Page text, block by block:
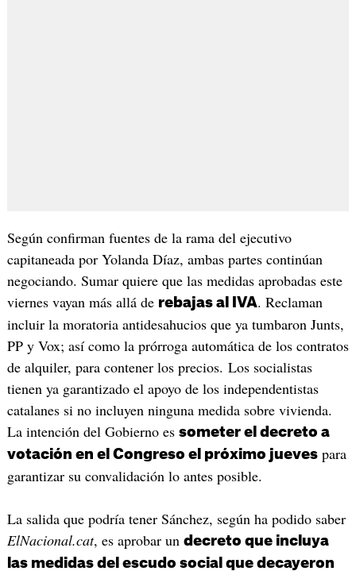
Según confirman fuentes de la rama del ejecutivo
capitaneada por Yolanda Díaz, ambas partes continúan
negociando. Sumar quiere que las medidas aprobadas este
viernes vayan más allá de rebajas al IVA. Reclaman
incluir la moratoria antidesahucios que ya tumbaron Junts,
PP y Vox; así como la prórroga automática de los contratos
de alquiler, para contener los precios. Los socialistas
tienen ya garantizado el apoyo de los independentistas
catalanes si no incluyen ninguna medida sobre vivienda.
La intención del Gobierno es someter el decreto a
votación en el Congreso el próximo juevespara
garantizar su convalidación lo antes posible.
La salida que podría tener Sánchez, según ha podido saber
ElNacional.cat, es aprobar un decreto que incluya
las medidas del escudo social que decayeron